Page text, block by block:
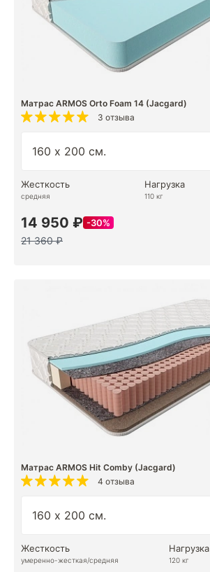
Матрас ARMOS Orto Foam 14 (Jacgard)
3 отзыва
Жесткость
средняя
Нагрузка
110 кг
14 950 ₽ 30%
21 360 ₽
Матрас ARMOS Hit Comby (Jacgard)
4 отзыва
Жесткость
умеренно-жесткая/средняя
Нагрузка
120 кг